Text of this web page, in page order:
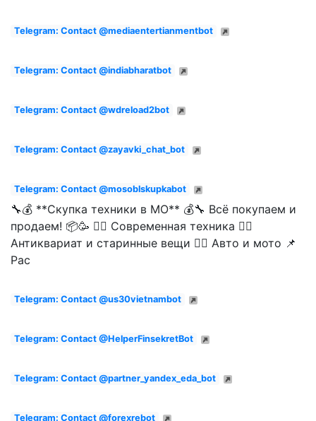
Telegram: Contact @mediaentertianmentbot
Telegram: Contact @indiabharatbot
Telegram: Contact @wdreload2bot
Telegram: Contact @zayavki_chat_bot
Telegram: Contact @mosoblskupkabot
🔧💰 **Скупка техники в МО** 💰🔧 Всё покупаем и
продаем! 📦🥳 👉🏻 Современная техника 👉🏻
Антиквариат и старинные вещи 👉🏻 Авто и мото 📌
Рас
Telegram: Contact @us30vietnambot
Telegram: Contact @HelperFinsekretBot
Telegram: Contact @partner_yandex_eda_bot
Telegram: Contact @forexrebot